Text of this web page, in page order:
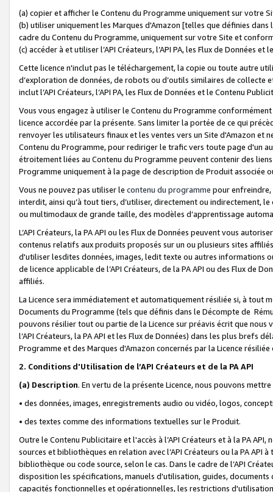
(a) copier et afficher le Contenu du Programme uniquement sur votre
(b) utiliser uniquement les Marques d'Amazon [telles que définies dans
cadre du Contenu du Programme, uniquement sur votre Site et
(c) accéder à et utiliser l’API Créateurs, l’API PA, les Flux de Données
Cette licence n'inclut pas le téléchargement, la copie ou toute autre
d’exploration de données, de robots ou d’outils similaires de
inclut l’API Créateurs, l’API PA, les Flux de Données et le Contenu
Vous vous engagez à utiliser le Contenu du Programme
licence accordée par la présente. Sans limiter la portée de ce qui
renvoyer les utilisateurs finaux et les ventes vers un Site d'Amazon et
Contenu du Programme, pour rediriger le trafic vers toute page d'un
étroitement liées au Contenu du Programme peuvent contenir des
Programme uniquement à la page de description de Produit associée
Vous ne pouvez pas utiliser le contenu du programme pour
interdit, ainsi qu’à tout tiers, d’utiliser, directement ou indirectement,
ou multimodaux de grande taille, des modèles d’apprentissage
L’API Créateurs, la PA API ou les Flux de Données peuvent vous
contenus relatifs aux produits proposés sur un ou plusieurs sites
d'utiliser lesdites données, images, ledit texte ou autres informations
de licence applicable de l’API Créateurs, de la PA API ou des Flux de
affiliés.
La Licence sera immédiatement et automatiquement résiliée si, à
Documents du Programme (tels que définis dans le Décompte de
pouvons résilier tout ou partie de la Licence sur préavis écrit que
l’API Créateurs, la PA API et les Flux de Données) dans les plus
Programme et des Marques d'Amazon concernés par la Licence
2. Conditions d'Utilisation de l’API Créateurs et de la PA API
(a) Description. En vertu de la présente Licence, nous pouvons
• des données, images, enregistrements audio ou vidéo, logos,
• des textes comme des informations textuelles sur le Produit.
Outre le Contenu Publicitaire et l'accès à l’API Créateurs et à la PA
sources et bibliothèques en relation avec l’API Créateurs ou la PA
bibliothèque ou code source, selon le cas. Dans le cadre de l’API
disposition les spécifications, manuels d'utilisation, guides,
capacités fonctionnelles et opérationnelles, les restrictions